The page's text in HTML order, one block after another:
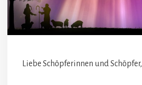
Liebe Schöpferinnen und Schöpfer,